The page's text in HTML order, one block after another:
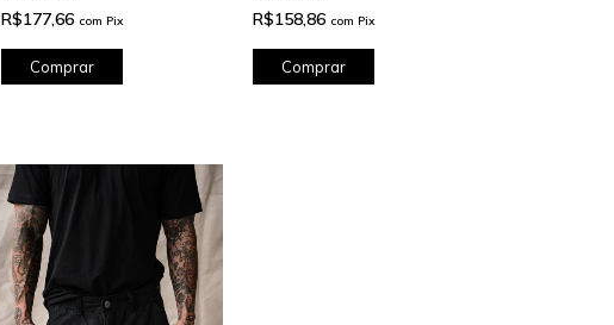
R$177,66 com Pix
Comprar
R$158,86 com Pix
Comprar